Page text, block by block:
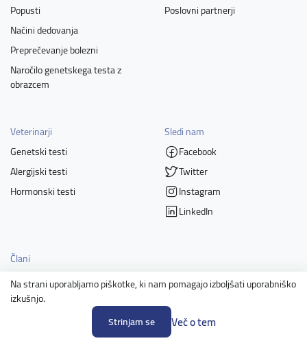
Na strani uporabljamo piškotke, ki nam pomagajo izboljšati uporabniško
izkušnjo.
Strinjam se
Več o tem
Popusti
Načini dedovanja
Preprečevanje bolezni
Naročilo genetskega testa z
obrazcem
Poslovni partnerji
Veterinarji
Genetski testi
Alergijski testi
Hormonski testi
Sledi nam
Facebook
Twitter
Instagram
LinkedIn
Člani